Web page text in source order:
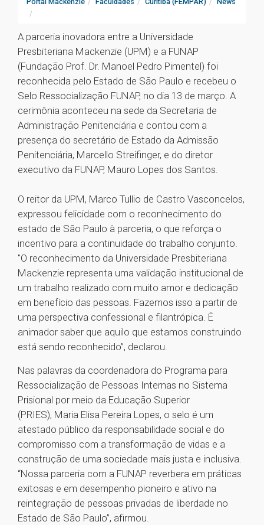
A parceria inovadora entre a Universidade
Presbiteriana Mackenzie (UPM) e a FUNAP
(Fundação Prof. Dr. Manoel Pedro Pimentel) foi
reconhecida pelo Estado de São Paulo e recebeu o
Selo Ressocialização FUNAP, no dia 13 de março. A
cerimônia aconteceu na sede da Secretaria de
Administração Penitenciária e contou com a
presença do secretário de Estado da Admissão
Penitenciária, Marcello Streifinger, e do diretor
executivo da FUNAP, Mauro Lopes dos Santos.
O reitor da UPM, Marco Tullio de Castro Vasconcelos,
expressou felicidade com o reconhecimento do
estado de São Paulo à parceria, o que reforça o
incentivo para a continuidade do trabalho conjunto.
"O reconhecimento da Universidade Presbiteriana
Mackenzie representa uma validação institucional de
um trabalho realizado com muito amor e dedicação
em benefício das pessoas. Fazemos isso a partir de
uma perspectiva confessional e filantrópica. É
animador saber que aquilo que estamos construindo
está sendo reconhecido”, declarou.
Nas palavras da coordenadora do Programa para
Ressocialização de Pessoas Internas no Sistema
Prisional por meio da Educação Superior
(PRIES), Maria Elisa Pereira Lopes, o selo é um
atestado público da responsabilidade social e do
compromisso com a transformação de vidas e a
construção de uma sociedade mais justa e inclusiva.
“Nossa parceria com a FUNAP reverbera em práticas
exitosas e em desempenho pioneiro e ativo na
reintegração de pessoas privadas de liberdade no
Estado de São Paulo”, afirmou.